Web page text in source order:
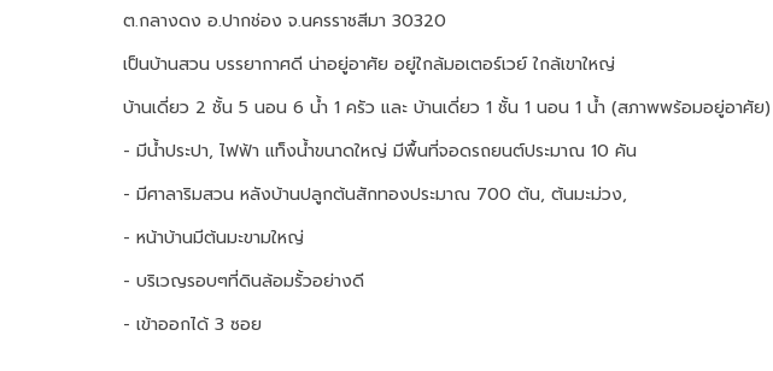
ต.กลางดง อ.ปากช่อง จ.นครราชสีมา 30320
เป็นบ้านสวน บรรยากาศดี น่าอยู่อาศัย อยู่ใกล้มอเตอร์เวย์ ใกล้เขาใหญ่
บ้านเดี่ยว 2 ชั้น 5 นอน 6 น้ำ 1 ครัว และ บ้านเดี่ยว 1 ชั้น 1 นอน 1 น้ำ (สภาพพร้อมอยู่อาศัย)
- มีน้ำประปา, ไฟฟ้า แท็งน้ำขนาดใหญ่ มีพื้นที่จอดรถยนต์ประมาณ 10 คัน
- มีศาลาริมสวน หลังบ้านปลูกต้นสักทองประมาณ 700 ต้น, ต้นมะม่วง,
- หน้าบ้านมีต้นมะขามใหญ่
- บริเวญรอบๆที่ดินล้อมรั้วอย่างดี
- เข้าออกได้ 3 ซอย